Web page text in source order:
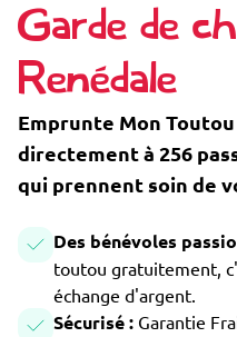
Garde de
Renédale
Emprunte Mon
directement à 256
qui prennent soin de
Des bénévoles
toutou gratuitement,
échange d'argent.
Sécurisé : Garantie